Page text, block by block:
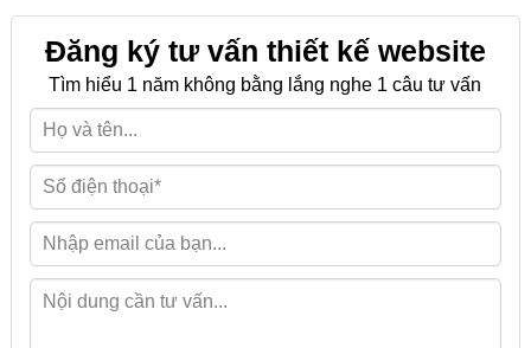
Đăng ký tư vấn thiết kế website
Tìm hiểu 1 năm không bằng lắng nghe 1 câu tư vấn